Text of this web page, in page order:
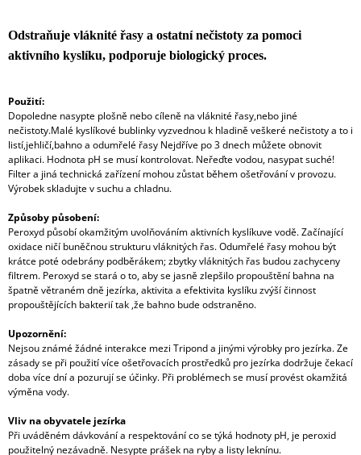
Odstraňuje vláknité řasy a ostatní nečistoty za pomoci
aktivního kyslíku, podporuje biologický proces.
Použití:
Dopoledne nasypte plošně nebo cíleně na vláknité řasy,nebo jiné
nečistoty.Malé kyslíkové bublinky vyzvednou k hladině veškeré nečistoty a to i
listí,jehličí,bahno a odumřelé řasy Nejdříve po 3 dnech můžete obnovit
aplikaci. Hodnota pH se musí kontrolovat. Neřeďte vodou, nasypat suché!
Filter a jiná technická zařízení mohou zůstat během ošetřování v provozu.
Výrobek skladujte v suchu a chladnu.
Způsoby působení:
Peroxyd působí okamžitým uvolňováním aktivních kyslíkuve vodě. Začínající
oxidace ničí buněčnou strukturu vláknitých řas. Odumřelé řasy mohou být
krátce poté odebrány podběrákem; zbytky vláknitých řas budou zachyceny
filtrem. Peroxyd se stará o to, aby se jasně zlepšilo propouštění bahna na
špatně větraném dně jezírka, aktivita a efektivita kyslíku zvýší činnost
propouštějících bakterií tak ,že bahno bude odstraněno.
Upozornění:
Nejsou známé žádné interakce mezi Tripond a jinými výrobky pro jezírka. Ze
zásady se při použití více ošetřovacích prostředků pro jezírka dodržuje čekací
doba více dní a pozurují se účinky. Při problémech se musí provést okamžitá
výměna vody.
Vliv na obyvatele jezírka
Při uváděném dávkování a respektování co se týká hodnoty pH, je peroxid
použitelný nezávadně. Nesypte prášek na ryby a listy leknínu.